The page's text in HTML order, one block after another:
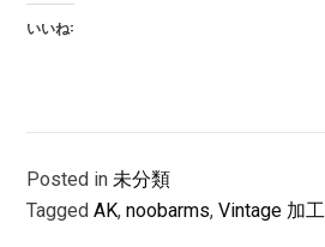
いいね:
Posted in 未分類
TaggedAK,noobarms,Vintage 加工